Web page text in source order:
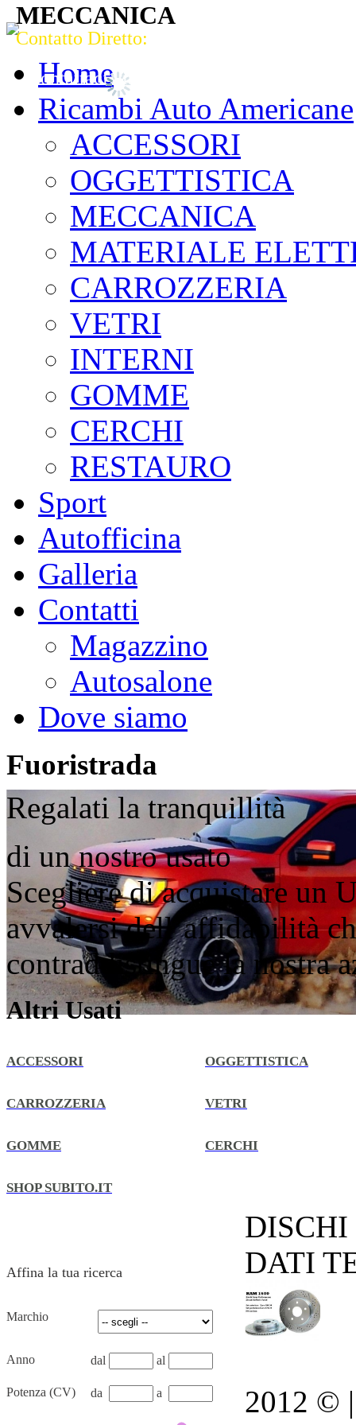
Home
Ricambi Auto Americane
ACCESSORI
OGGETTISTICA
MECCANICA
MATERIALE
CARROZZERIA
VETRI
INTERNI
GOMME
CERCHI
RESTAURO
Sport
Autofficina
Galleria
Contatti
Magazzino
Autosalone
Dove siamo
Fuoristrada
Regalati la tranquillità
di un nostro usato
Scegliere di acquistare un
avvalersi dell’affidabilità
contraddistingue la nostra
Altri Usati
ACCESSORI OGGETTISTICA
CARROZZERIA VETRI
GOMME CERCHI
SHOP SUBITO.IT
MECCANICA
Affina la tua ricerca
Marchio
Anno dal al
Potenza (CV) da a
DISCHI
DATI
Contatto Diretto:
Contattaci via mail!
2012 ©